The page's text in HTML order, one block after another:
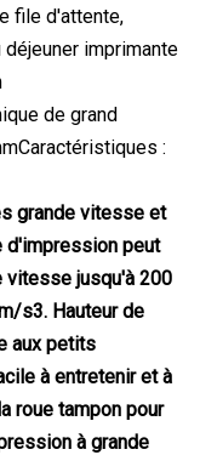
file d'attente,
imprimante
de grand
:
grande vitesse et
d'impression peut
jusqu'à 200
s3. Hauteur de
aux petits
à entretenir et à
roue tampon pour
à grande